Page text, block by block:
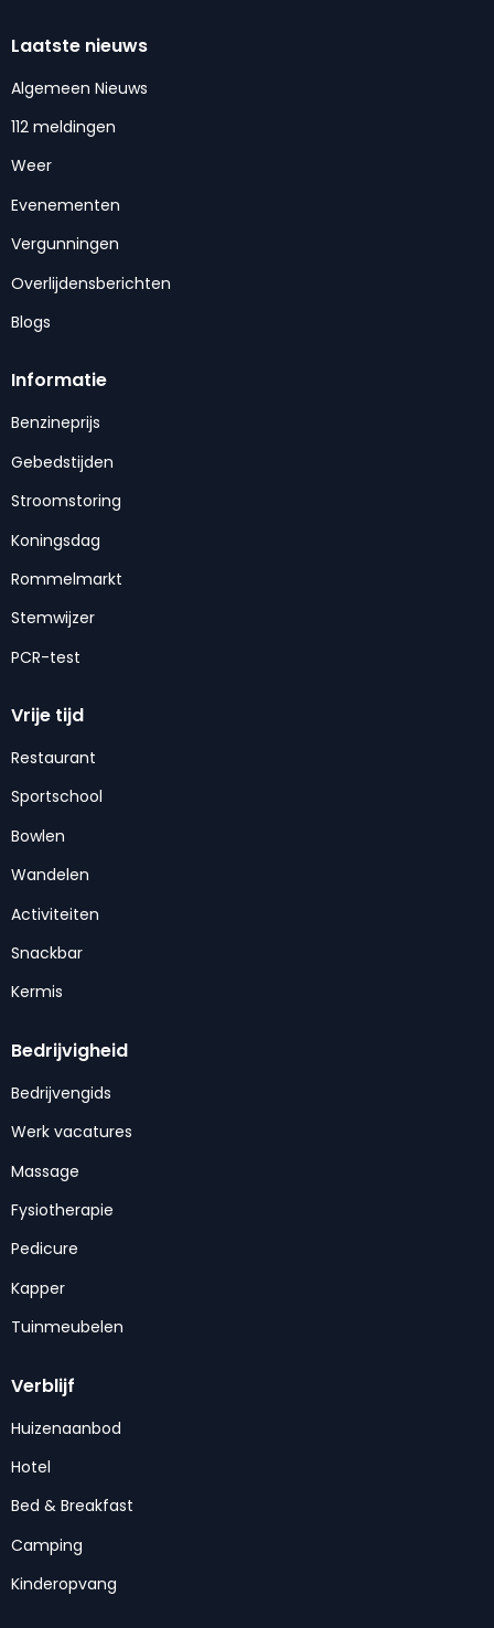
Laatste nieuws
Algemeen Nieuws
112 meldingen
Weer
Evenementen
Vergunningen
Overlijdensberichten
Blogs
Informatie
Benzineprijs
Gebedstijden
Stroomstoring
Koningsdag
Rommelmarkt
Stemwijzer
PCR-test
Vrije tijd
Restaurant
Sportschool
Bowlen
Wandelen
Activiteiten
Snackbar
Kermis
Bedrijvigheid
Bedrijvengids
Werk vacatures
Massage
Fysiotherapie
Pedicure
Kapper
Tuinmeubelen
Verblijf
Huizenaanbod
Hotel
Bed & Breakfast
Camping
Kinderopvang